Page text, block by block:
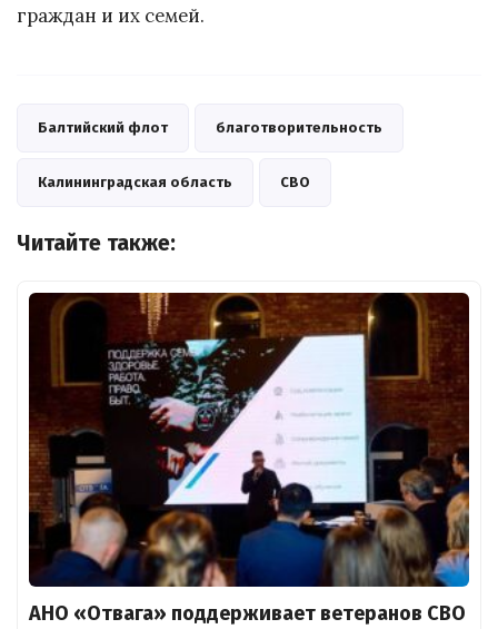
граждан и их семей.
Балтийский флот благотворительность
Калининградская область СВО
Читайте также:
АНО «Отвага» поддерживает ветеранов СВО